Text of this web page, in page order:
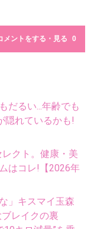
メントをする・見る
だるい...年齢でも
隠れているかも!
クト。健康・美
はコレ!【2026年
」キスマイ玉森
レイクの裏